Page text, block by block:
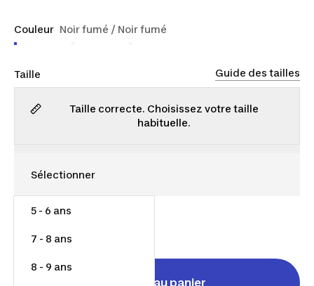
Couleur Noir fumé / Noir fumé
Taille Guide des tailles
Taille correcte. Choisissez votre taille
habituelle.
5 - 6 ans
7 - 8 ans
8 - 9 ans
Ajouter au panier